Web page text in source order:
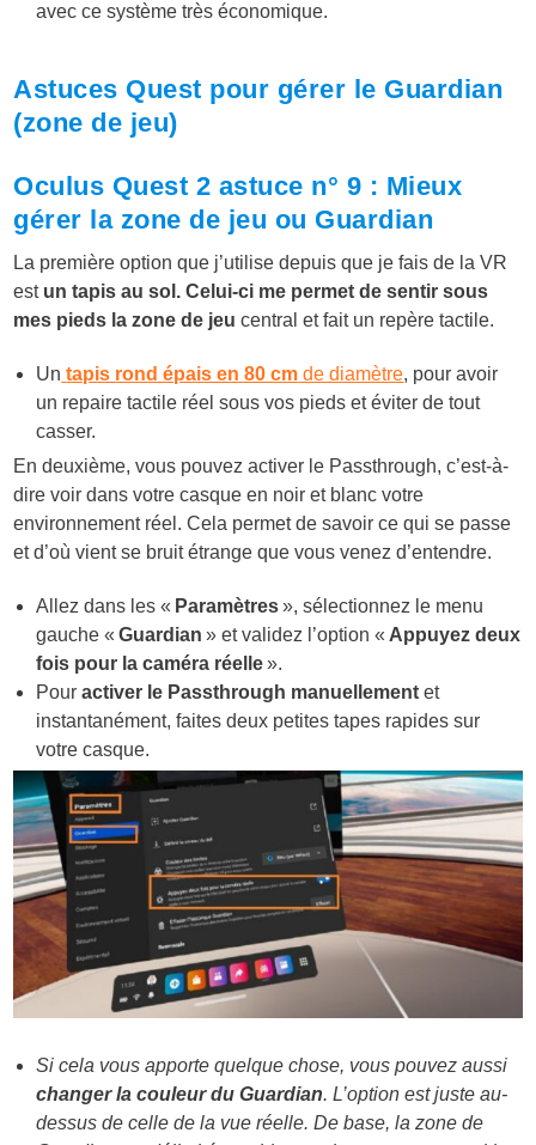
avec ce système très économique.
Astuces Quest pour gérer le Guardian
(zone de jeu)
Oculus Quest 2 astuce n° 9 : Mieux
gérer la zone de jeu ou Guardian
La première option que j’utilise depuis que je fais de la VR
est un tapis au sol. Celui-ci me permet de sentir sous
mes pieds la zone de jeu central et fait un repère tactile.
Un tapis rond épais en 80 cm de diamètre, pour avoir
un repaire tactile réel sous vos pieds et éviter de tout
casser.
En deuxième, vous pouvez activer le Passthrough, c’est-à-
dire voir dans votre casque en noir et blanc votre
environnement réel. Cela permet de savoir ce qui se passe
et d’où vient se bruit étrange que vous venez d’entendre.
Allez dans les « Paramètres», sélectionnez le menu
gauche «Guardian » et validez l’option « Appuyez deux
fois pour la caméra réelle».
Pouractiver le Passthrough manuellement et
instantanément, faites deux petites tapes rapides sur
votre casque.
Si cela vous apporte quelque chose, vous pouvez aussi
changer la couleur du Guardian. L’option est juste au-
dessus de celle de la vue réelle. De base, la zone de